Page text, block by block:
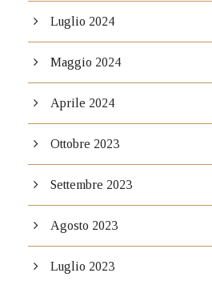
Luglio 2024
Maggio 2024
Aprile 2024
Ottobre 2023
Settembre 2023
Agosto 2023
Luglio 2023